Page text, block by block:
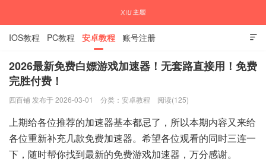
国内外APP下载注册教程

IOS教程 PC教程 安卓教程 账号注册
2026最新免费白嫖游戏加速器！无套路直接用！免费
完胜付费！
四百铺 发布于 2026-03-01 分类： 安卓教程 阅读(125)
上期给各位推荐的加速器基本都忌了，所以本期内容又来给
各位重新补充几款免费加速器。希望各位观看的同时三连一
下，随时帮你找到最新的免费游戏加速器，万分感谢。